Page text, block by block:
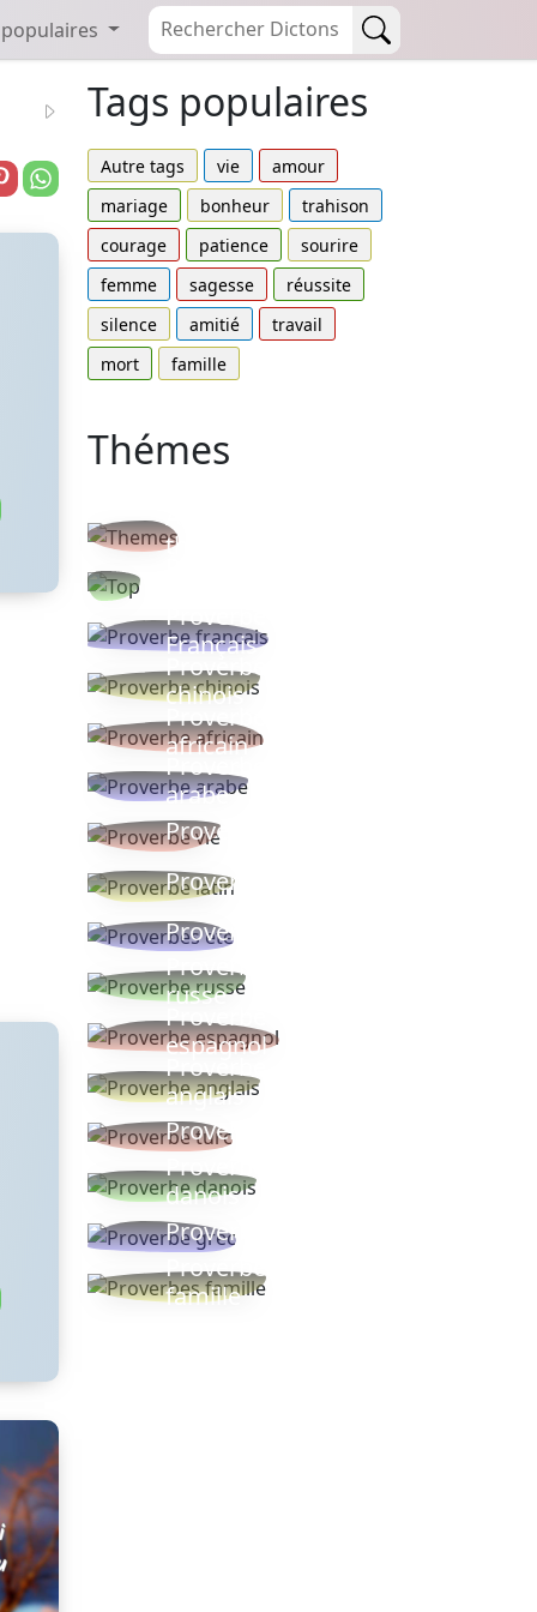
Tags populaires
Autre tags vie
amour
mariage
bonheur
trahison
courage
patience
sourire
femme
sagesse
réussite
silence
amitié
travail
mort
famille
Thémes
thèmes
Proverbe
Français
Proverbe
chinois
Proverbe
africain
Proverbe
arabe
Proverbe vie
Proverbe latin
Proverbes ete
Proverbe
russe
Proverbe
espagnol
Proverbe
anglais
Proverbe turc
Proverbe
danois
Proverbe grec
Proverbes
famille